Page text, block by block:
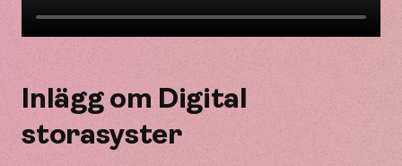
Inlägg om Digital
storasyster